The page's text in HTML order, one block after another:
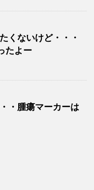
くないけど・・・
たよー
・腫瘍マーカーは